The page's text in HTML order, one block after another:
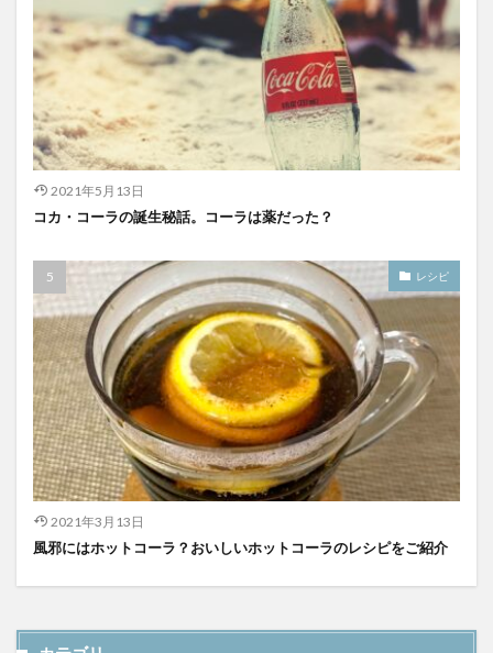
2021年5月13日
コカ・コーラの誕生秘話。コーラは薬だった？
レシピ
2021年3月13日
風邪にはホットコーラ？おいしいホットコーラのレシピをご紹介